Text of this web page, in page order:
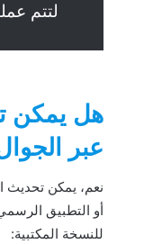
لتتم
هل يمكن
عبر
نعم، يمكن تحديث
أو التطبيق
للنسخة المكتبية: